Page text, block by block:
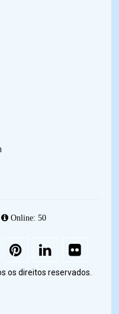
Online: 50
os direitos reservados.